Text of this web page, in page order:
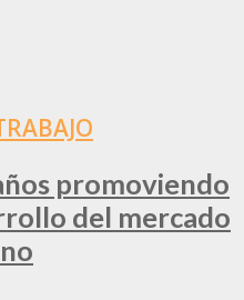
promoviendo
del mercado